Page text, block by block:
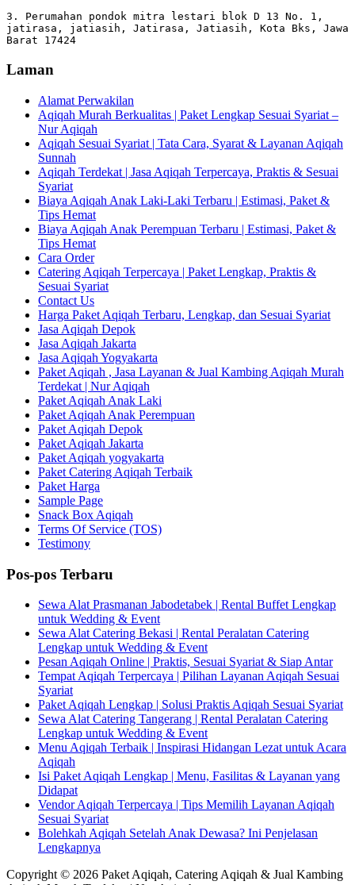
3. Perumahan pondok mitra lestari blok D 13 No. 1,
jatirasa, jatiasih, Jatirasa, Jatiasih, Kota Bks, Jawa
Barat 17424
Laman
Alamat Perwakilan
Aqiqah Murah Berkualitas | Paket Lengkap Sesuai Syariat –
Nur Aqiqah
Aqiqah Sesuai Syariat | Tata Cara, Syarat & Layanan Aqiqah
Sunnah
Aqiqah Terdekat | Jasa Aqiqah Terpercaya, Praktis & Sesuai
Syariat
Biaya Aqiqah Anak Laki-Laki Terbaru | Estimasi, Paket &
Tips Hemat
Biaya Aqiqah Anak Perempuan Terbaru | Estimasi, Paket &
Tips Hemat
Cara Order
Catering Aqiqah Terpercaya | Paket Lengkap, Praktis &
Sesuai Syariat
Contact Us
Harga Paket Aqiqah Terbaru, Lengkap, dan Sesuai Syariat
Jasa Aqiqah Depok
Jasa Aqiqah Jakarta
Jasa Aqiqah Yogyakarta
Paket Aqiqah , Jasa Layanan & Jual Kambing Aqiqah Murah
Terdekat | Nur Aqiqah
Paket Aqiqah Anak Laki
Paket Aqiqah Anak Perempuan
Paket Aqiqah Depok
Paket Aqiqah Jakarta
Paket Aqiqah yogyakarta
Paket Catering Aqiqah Terbaik
Paket Harga
Sample Page
Snack Box Aqiqah
Terms Of Service (TOS)
Testimony
Pos-pos Terbaru
Sewa Alat Prasmanan Jabodetabek | Rental Buffet Lengkap
untuk Wedding & Event
Sewa Alat Catering Bekasi | Rental Peralatan Catering
Lengkap untuk Wedding & Event
Pesan Aqiqah Online | Praktis, Sesuai Syariat & Siap Antar
Tempat Aqiqah Terpercaya | Pilihan Layanan Aqiqah Sesuai
Syariat
Paket Aqiqah Lengkap | Solusi Praktis Aqiqah Sesuai Syariat
Sewa Alat Catering Tangerang | Rental Peralatan Catering
Lengkap untuk Wedding & Event
Menu Aqiqah Terbaik | Inspirasi Hidangan Lezat untuk Acara
Aqiqah
Isi Paket Aqiqah Lengkap | Menu, Fasilitas & Layanan yang
Didapat
Vendor Aqiqah Terpercaya | Tips Memilih Layanan Aqiqah
Sesuai Syariat
Bolehkah Aqiqah Setelah Anak Dewasa? Ini Penjelasan
Lengkapnya
Copyright © 2026 Paket Aqiqah, Catering Aqiqah & Jual Kambing